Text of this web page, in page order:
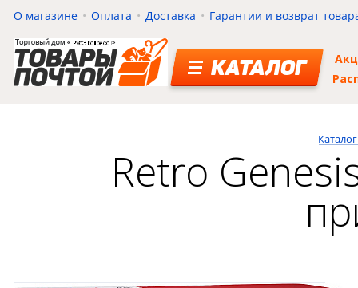
О магазине Оплата Доставка Гарантии и возврат
КАТАЛОГ
Каталог
Retro